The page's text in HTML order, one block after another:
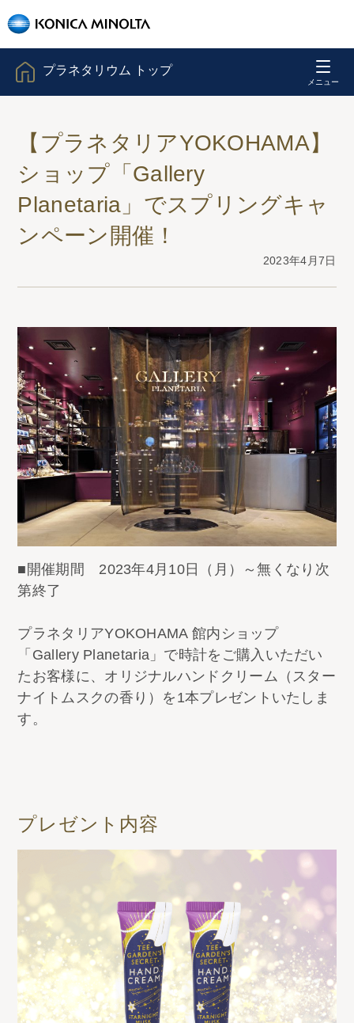
プラネタリウム トップ
【プラネタリアYOKOHAMA】
ショップ「Gallery
Planetaria」でスプリングキャ
ンペーン開催！
2023年4月7日
■開催期間 2023年4月10日（月）～無くなり次
第終了
プラネタリアYOKOHAMA 館内ショップ
「Gallery Planetaria」で時計をご購入いただい
たお客様に、オリジナルハンドクリーム（スター
ナイトムスクの香り）を1本プレゼントいたしま
す。
プレゼント内容